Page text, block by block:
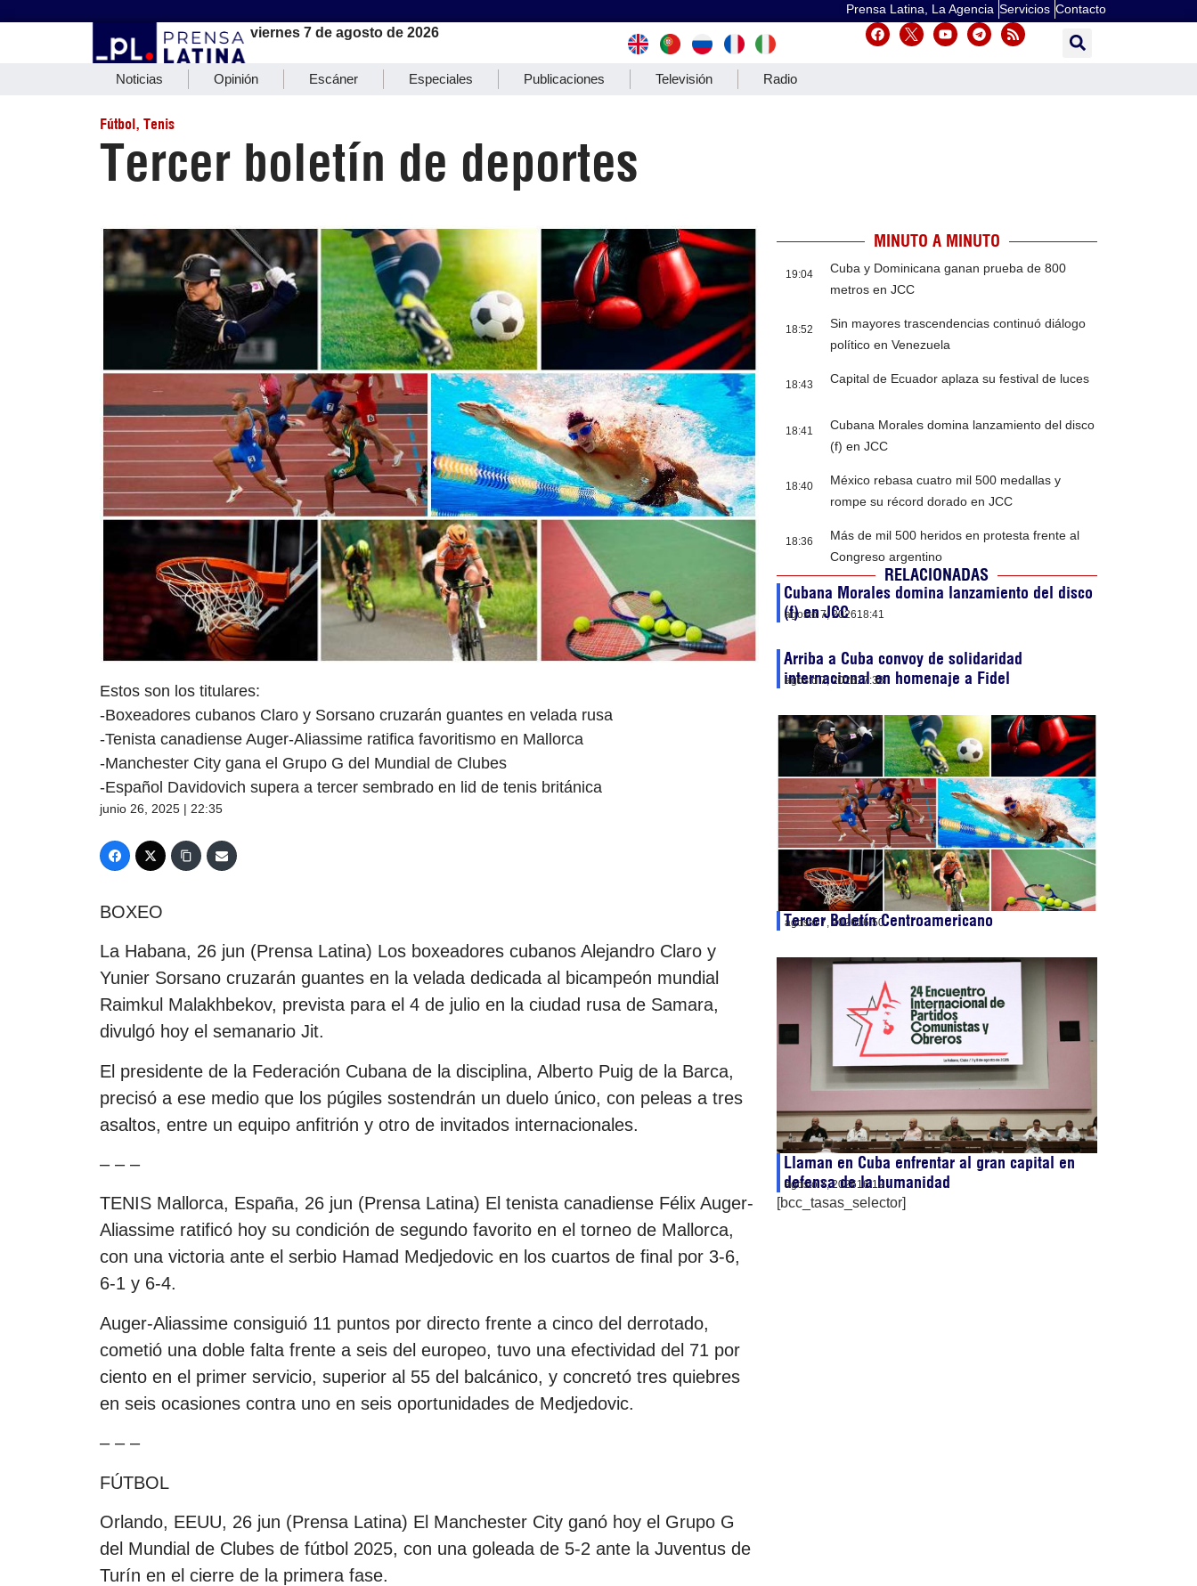
Prensa Latina, La Agencia Servicios Contacto
viernes 7 de agosto de 2026
Noticias Opinión Escáner Especiales Publicaciones Televisión Radio
Fútbol, Tenis
Tercer boletín de deportes
Estos son los titulares:
-Boxeadores cubanos Claro y Sorsano cruzarán guantes en velada rusa
-Tenista canadiense Auger-Aliassime ratifica favoritismo en Mallorca
-Manchester City gana el Grupo G del Mundial de Clubes
-Español Davidovich supera a tercer sembrado en lid de tenis británica
junio 26, 2025 | 22:35
BOXEO
La Habana, 26 jun (Prensa Latina) Los boxeadores cubanos Alejandro Claro y
Yunier Sorsano cruzarán guantes en la velada dedicada al bicampeón mundial
Raimkul Malakhbekov, prevista para el 4 de julio en la ciudad rusa de Samara,
divulgó hoy el semanario Jit.
El presidente de la Federación Cubana de la disciplina, Alberto Puig de la Barca,
precisó a ese medio que los púgiles sostendrán un duelo único, con peleas a tres
asaltos, entre un equipo anfitrión y otro de invitados internacionales.
– – –
TENIS Mallorca, España, 26 jun (Prensa Latina) El tenista canadiense Félix Auger-
Aliassime ratificó hoy su condición de segundo favorito en el torneo de Mallorca,
con una victoria ante el serbio Hamad Medjedovic en los cuartos de final por 3-6,
6-1 y 6-4.
Auger-Aliassime consiguió 11 puntos por directo frente a cinco del derrotado,
cometió una doble falta frente a seis del europeo, tuvo una efectividad del 71 por
ciento en el primer servicio, superior al 55 del balcánico, y concretó tres quiebres
en seis ocasiones contra uno en seis oportunidades de Medjedovic.
– – –
FÚTBOL
Orlando, EEUU, 26 jun (Prensa Latina) El Manchester City ganó hoy el Grupo G
del Mundial de Clubes de fútbol 2025, con una goleada de 5-2 ante la Juventus de
Turín en el cierre de la primera fase.
MINUTO A MINUTO
19:04
Cuba y Dominicana ganan prueba de 800
metros en JCC
18:52
Sin mayores trascendencias continuó diálogo
político en Venezuela
18:43 Capital de Ecuador aplaza su festival de luces
18:41
Cubana Morales domina lanzamiento del disco
(f) en JCC
18:40
México rebasa cuatro mil 500 medallas y
rompe su récord dorado en JCC
18:36
Más de mil 500 heridos en protesta frente al
Congreso argentino
RELACIONADAS
Cubana Morales domina lanzamiento del disco
(f) en JCC
agosto 7, 202618:41
Arriba a Cuba convoy de solidaridad
internacional en homenaje a Fidel
agosto 7, 202617:38
Tercer Boletín Centroamericano
agosto 7, 202616:50
Llaman en Cuba enfrentar al gran capital en
defensa de la humanidad
agosto 7, 202616:19
[bcc_tasas_selector]